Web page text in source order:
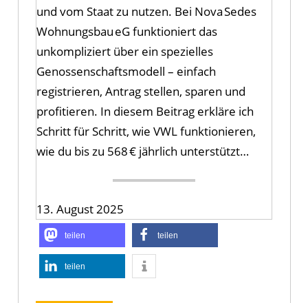
und vom Staat zu nutzen. Bei Nova Sedes
Wohnungsbau eG funktioniert das
unkompliziert über ein spezielles
Genossenschaftsmodell – einfach
registrieren, Antrag stellen, sparen und
profitieren. In diesem Beitrag erkläre ich
Schritt für Schritt, wie VWL funktionieren,
wie du bis zu 568 € jährlich unterstützt…
13. August 2025
teilen teilen
teilen